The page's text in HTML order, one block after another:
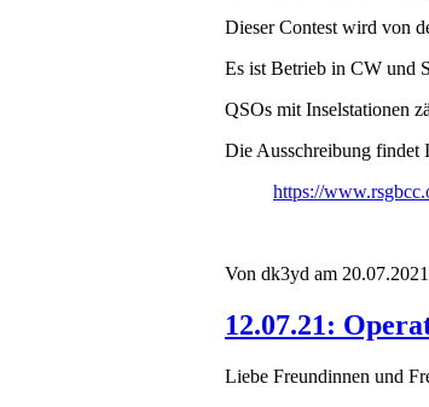
Dieser Contest wird von
Es ist Betrieb in CW und
QSOs mit Inselstationen
Die Ausschreibung findet
https://
Von dk3yd am
12.07.21:
Liebe Freundinnen und